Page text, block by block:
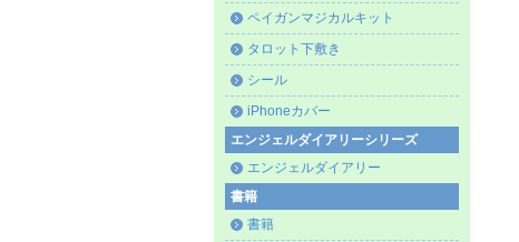
ペイガンマジカルキット
タロット下敷き
シール
iPhoneカバー
エンジェルダイアリーシリーズ
エンジェルダイアリー
書籍
書籍